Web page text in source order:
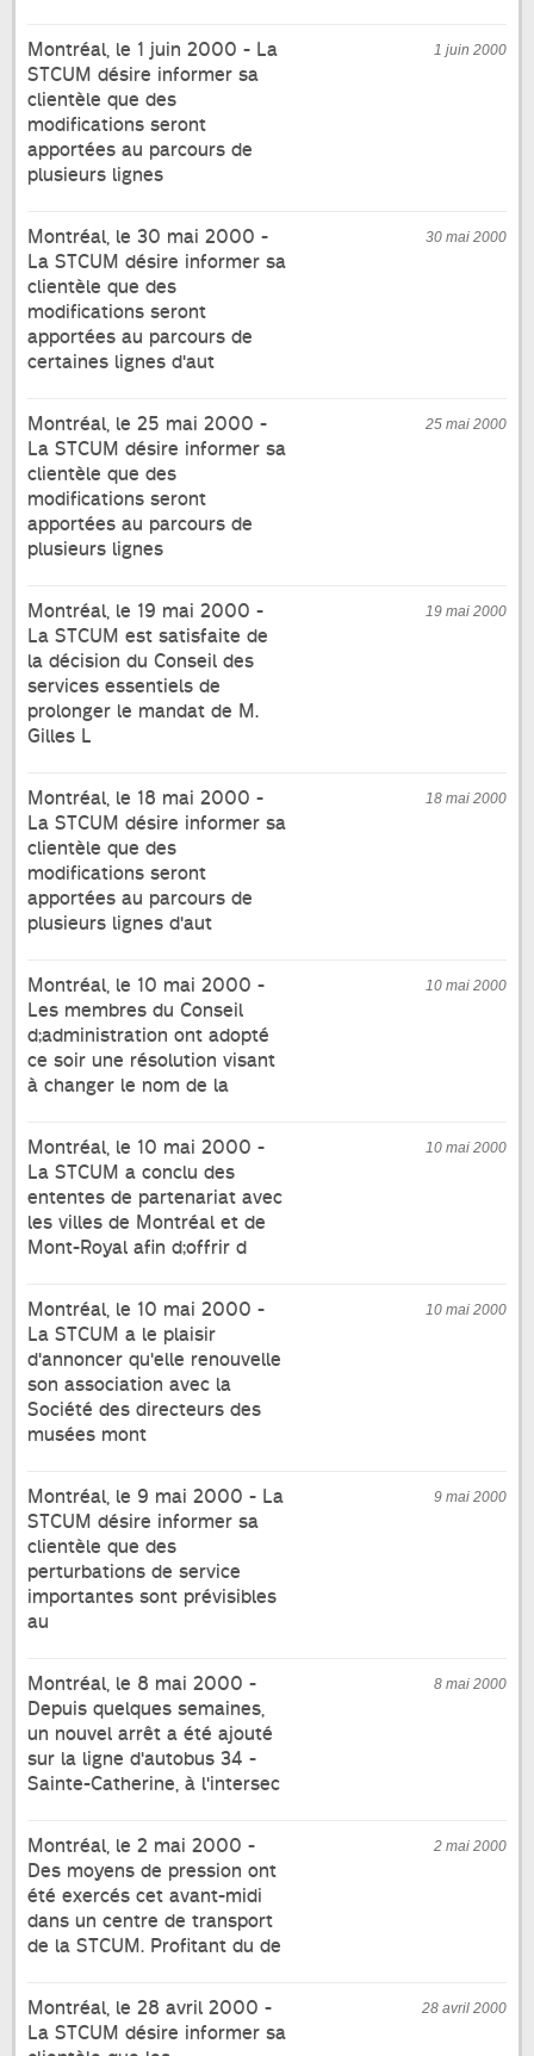
1 juin 2000
Montréal, le 1 juin 2000 - La
STCUM désire informer sa
clientèle que des
modifications seront
apportées au parcours de
plusieurs lignes
30 mai 2000
Montréal, le 30 mai 2000 -
La STCUM désire informer sa
clientèle que des
modifications seront
apportées au parcours de
certaines lignes d'aut
25 mai 2000
Montréal, le 25 mai 2000 -
La STCUM désire informer sa
clientèle que des
modifications seront
apportées au parcours de
plusieurs lignes
19 mai 2000
Montréal, le 19 mai 2000 -
La STCUM est satisfaite de
la décision du Conseil des
services essentiels de
prolonger le mandat de M.
Gilles L
18 mai 2000
Montréal, le 18 mai 2000 -
La STCUM désire informer sa
clientèle que des
modifications seront
apportées au parcours de
plusieurs lignes d'aut
10 mai 2000
Montréal, le 10 mai 2000 -
Les membres du Conseil
d;administration ont adopté
ce soir une résolution visant
à changer le nom de la
10 mai 2000
Montréal, le 10 mai 2000 -
La STCUM a conclu des
ententes de partenariat avec
les villes de Montréal et de
Mont-Royal afin d;offrir d
10 mai 2000
Montréal, le 10 mai 2000 -
La STCUM a le plaisir
d'annoncer qu'elle renouvelle
son association avec la
Société des directeurs des
musées mont
9 mai 2000
Montréal, le 9 mai 2000 - La
STCUM désire informer sa
clientèle que des
perturbations de service
importantes sont prévisibles
au
8 mai 2000
Montréal, le 8 mai 2000 -
Depuis quelques semaines,
un nouvel arrêt a été ajouté
sur la ligne d'autobus 34 -
Sainte-Catherine, à l'intersec
2 mai 2000
Montréal, le 2 mai 2000 -
Des moyens de pression ont
été exercés cet avant-midi
dans un centre de transport
de la STCUM. Profitant du de
28 avril 2000
Montréal, le 28 avril 2000 -
La STCUM désire informer sa